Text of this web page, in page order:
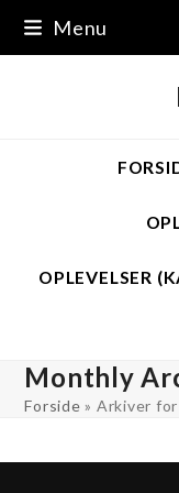
content
Menu
OPLEVELSER
Monthly
Forside » Arkiver